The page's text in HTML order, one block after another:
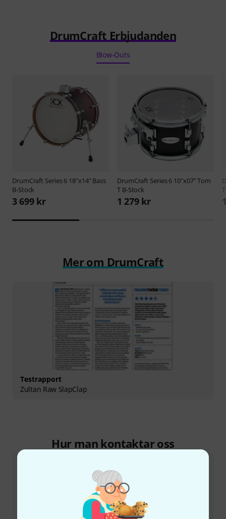
DrumCraft Erbjudanden
Blow-Outs
DrumCraft Series 6 18"x14" Bass
B-Stock
3 699 kr
DrumCraft Series 6 10"x07" Tom
T B-Stock
1 279 kr
Mer om DrumCraft
Testrapport
Zultan Raw SlapClap
Hur man kontaktar oss
Kundtjänst Sverige